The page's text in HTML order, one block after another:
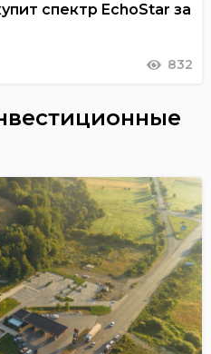
спектр EchoStar за
832